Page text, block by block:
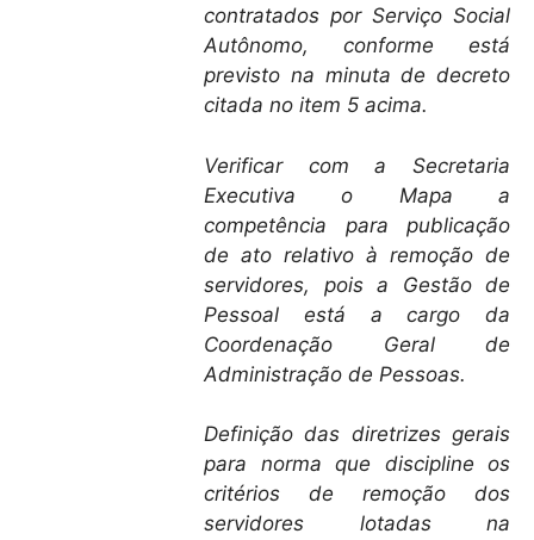
contratados por Serviço Social
Autônomo, conforme está
previsto na minuta de decreto
citada no item 5 acima.
Verificar com a Secretaria
Executiva o Mapa a
competência para publicação
de ato relativo à remoção de
servidores, pois a Gestão de
Pessoal está a cargo da
Coordenação Geral de
Administração de Pessoas.
Definição das diretrizes gerais
para norma que discipline os
critérios de remoção dos
servidores lotadas na